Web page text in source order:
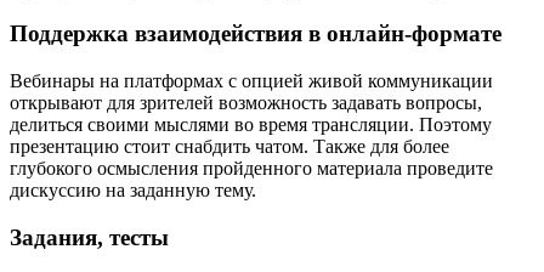
Поддержка взаимодействия в онлайн-формате
Вебинары на платформах с опцией живой коммуникации
открывают для зрителей возможность задавать вопросы,
делиться своими мыслями во время трансляции. Поэтому
презентацию стоит снабдить чатом. Также для более
глубокого осмысления пройденного материала проведите
дискуссию на заданную тему.
Задания, тесты